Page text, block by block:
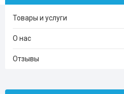
Товары и услуги
О нас
Отзывы